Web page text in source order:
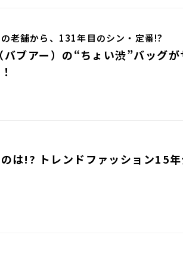
老舗から、131年目のシン・定番!?
ブアー）の“ちょい渋”バッグが
は!? トレンドファッション15